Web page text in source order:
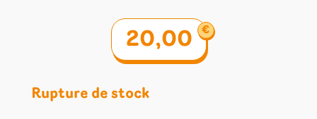
20,00 €
Rupture de stock